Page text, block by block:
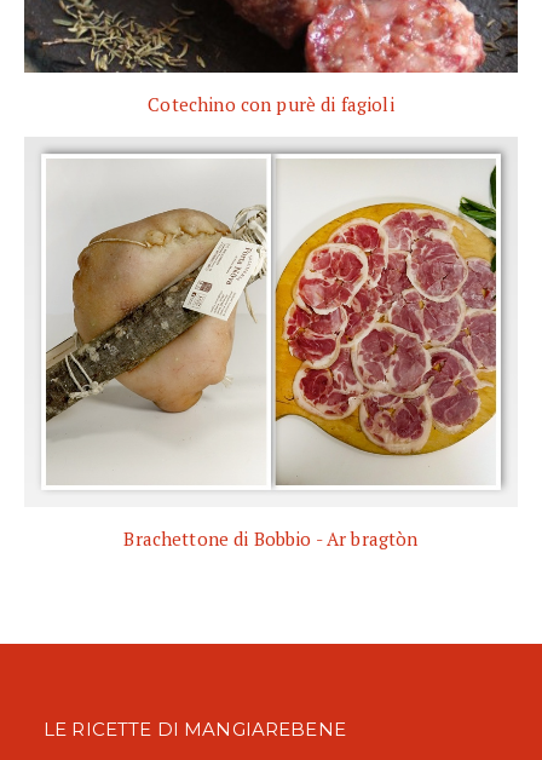
Cotechino con purè di fagioli
Brachettone di Bobbio - Ar bragtòn
LE RICETTE DI MANGIAREBENE